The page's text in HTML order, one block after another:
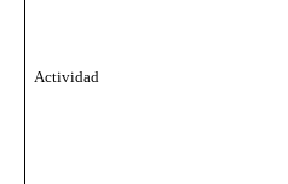
Actividad